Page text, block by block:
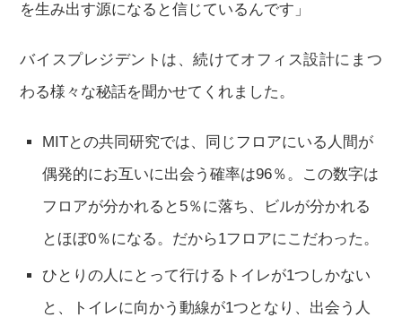
を生み出す源になると信じているんです」
バイスプレジデントは、続けてオフィス設計にまつ
わる様々な秘話を聞かせてくれました。
MITとの共同研究では、同じフロアにいる人間が
偶発的にお互いに出会う確率は96％。この数字は
フロアが分かれると5％に落ち、ビルが分かれる
とほぼ0％になる。だから1フロアにこだわった。
ひとりの人にとって行けるトイレが1つしかない
と、トイレに向かう動線が1つとなり、出会う人